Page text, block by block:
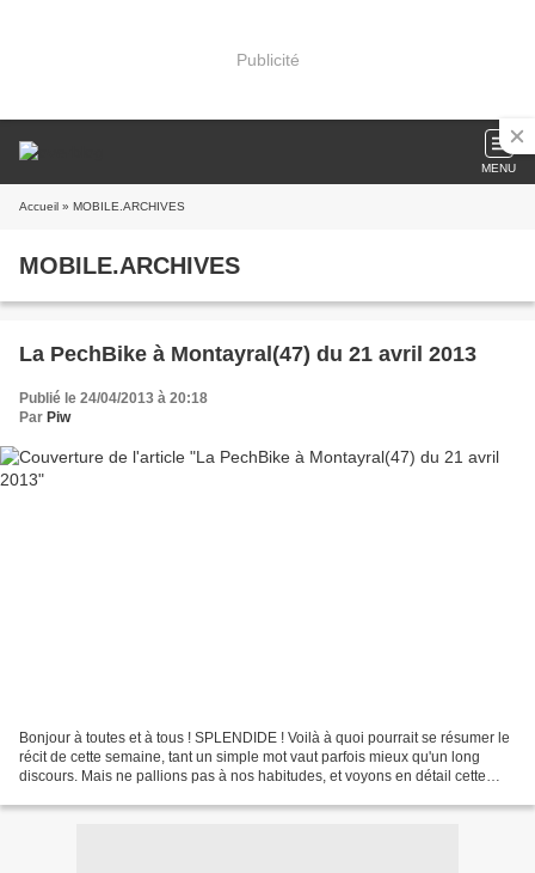
Publicité
MENU
Accueil » MOBILE.ARCHIVES
MOBILE.ARCHIVES
La PechBike à Montayral(47) du 21 avril 2013
Publié le 24/04/2013 à 20:18
Par Piw
Bonjour à toutes et à tous ! SPLENDIDE ! Voilà à quoi pourrait se résumer le
récit de cette semaine, tant un simple mot vaut parfois mieux qu'un long
discours. Mais ne pallions pas à nos habitudes, et voyons en détail cette